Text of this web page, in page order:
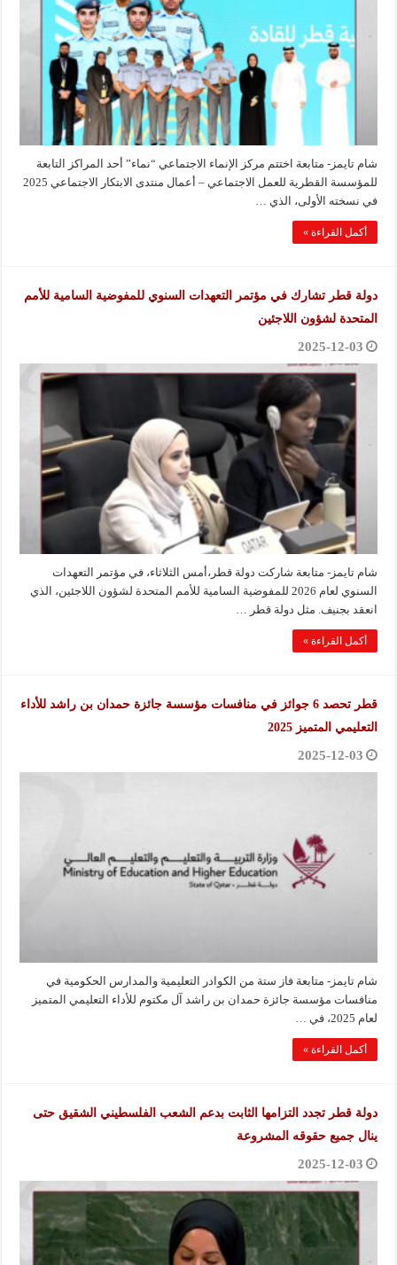
شام تايمز- متابعة اختتم مركز الإنماء الاجتماعي “نماء” أحد المراكز التابعة
للمؤسسة القطرية للعمل الاجتماعي – أعمال منتدى الابتكار الاجتماعي 2025
في نسخته الأولى، الذي …
أكمل القراءة »
دولة قطر تشارك في مؤتمر التعهدات السنوي للمفوضية السامية للأمم
المتحدة لشؤون اللاجئين
2025-12-03
شام تايمز- متابعة شاركت دولة قطر،أمس الثلاثاء، في مؤتمر التعهدات
السنوي لعام 2026 للمفوضية السامية للأمم المتحدة لشؤون اللاجئين، الذي
انعقد بجنيف. مثل دولة قطر …
أكمل القراءة »
قطر تحصد 6 جوائز في منافسات مؤسسة جائزة حمدان بن راشد للأداء
التعليمي المتميز 2025
2025-12-03
شام تايمز- متابعة فاز ستة من الكوادر التعليمية والمدارس الحكومية في
منافسات مؤسسة جائزة حمدان بن راشد آل مكتوم للأداء التعليمي المتميز
لعام 2025، في …
أكمل القراءة »
دولة قطر تجدد التزامها الثابت بدعم الشعب الفلسطيني الشقيق حتى
ينال جميع حقوقه المشروعة
2025-12-03